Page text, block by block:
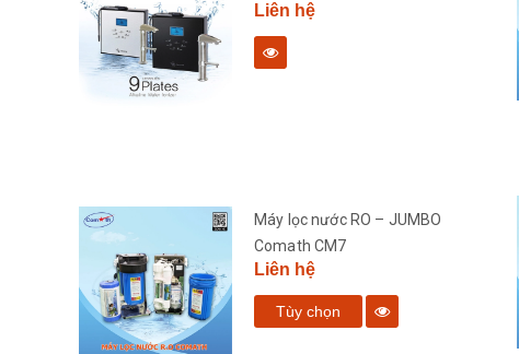
Liên hệ
Máy lọc nước RO – JUMBO
Comath CM7
Liên hệ
Tùy chọn